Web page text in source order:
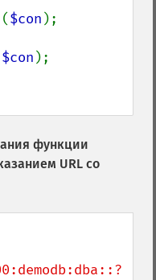
($con );
$con );
функции
URL со